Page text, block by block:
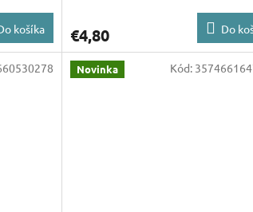
košíka €4,80 Do
Novinka Kód: